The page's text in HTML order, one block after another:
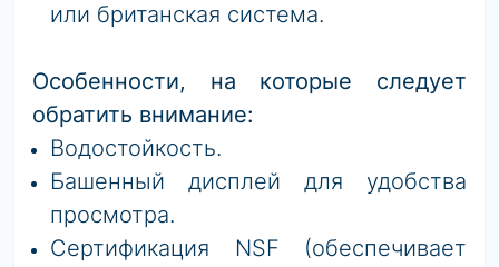
или британская система.
Особенности, на которые следует
обратить внимание:
Водостойкость.
Башенный дисплей для удобства
просмотра.
Сертификация NSF (обеспечивает